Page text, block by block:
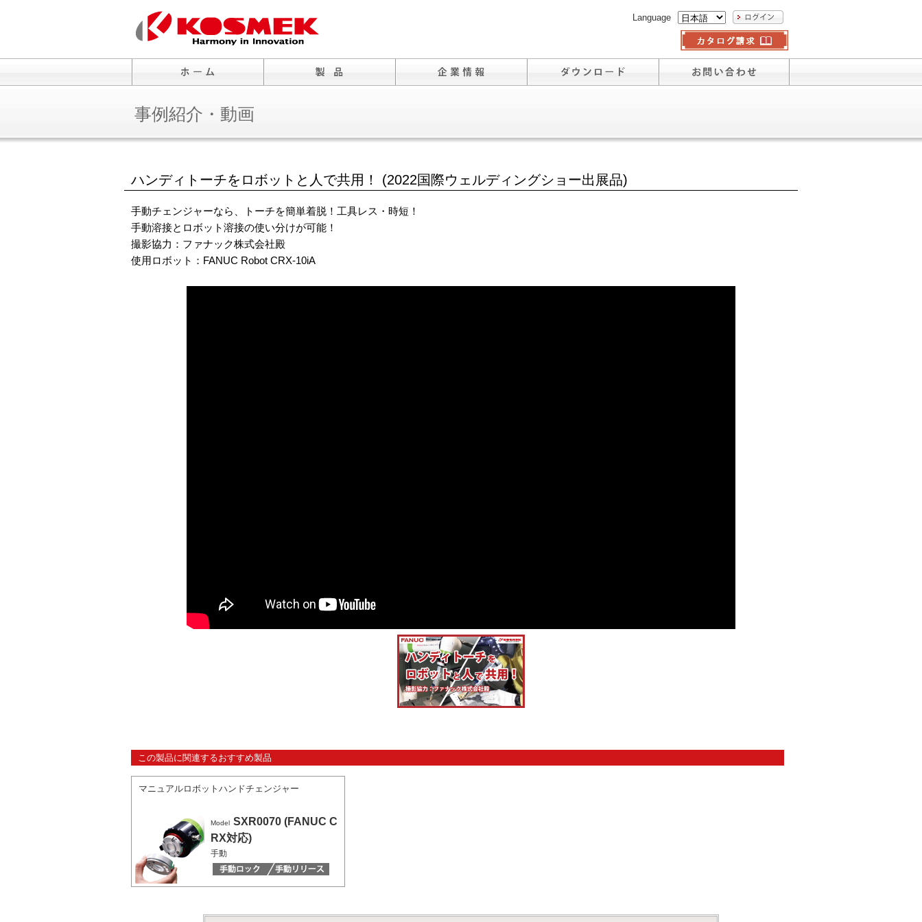
Language
事例紹介・動画
ハンディトーチをロボットと人で共用！ (2022国際ウェルディングショー出展品)
手動チェンジャーなら、トーチを簡単着脱！工具レス・時短！
手動溶接とロボット溶接の使い分けが可能！
撮影協力：ファナック株式会社殿
使用ロボット：FANUC Robot CRX-10iA
この製品に関連するおすすめ製品
マニュアルロボットハンドチェンジャー
Model SXR0070 (FANUC C
RX対応)
手動